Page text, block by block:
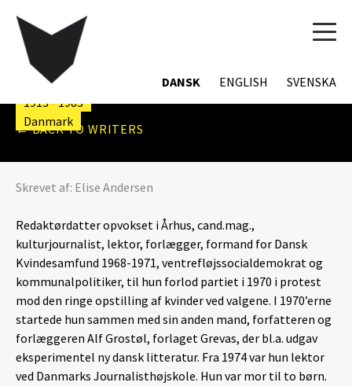
DANSK ENGLISH SVENSKA
← BACK TO WRITERS
EVA HEMMER HANSEN
1913 - 1983
Danmark
Skrevet af: Elise Andersen
Redaktørdatter opvokset i Århus, cand.mag.,
kulturjournalist, lektor, forlægger, formand for Dansk
Kvindesamfund 1968-1971, ventrefløjssocialdemokrat og
kommunalpolitiker, til hun forlod partiet i 1970 i protest
mod den ringe opstilling af kvinder ved valgene. I 1970’erne
startede hun sammen med sin anden mand, forfatteren og
forlæggeren Alf Grostøl, forlaget Grevas, der bl.a. udgav
eksperimentel ny dansk litteratur. Fra 1974 var hun lektor
ved Danmarks Journalisthøjskole. Hun var mor til to børn.